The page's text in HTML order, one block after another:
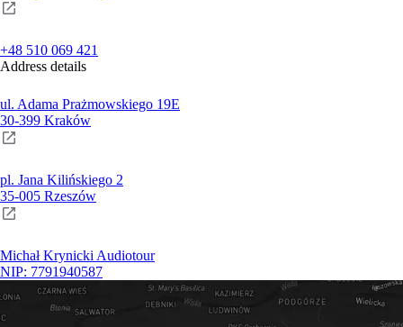
+48 510 069 421
Address details
ul. Adama Prażmowskiego 19E
30-399 Kraków
pl. Jana Kilińskiego 2
35-005 Rzeszów
Michał Krynicki Audiotour
NIP: 7791940587